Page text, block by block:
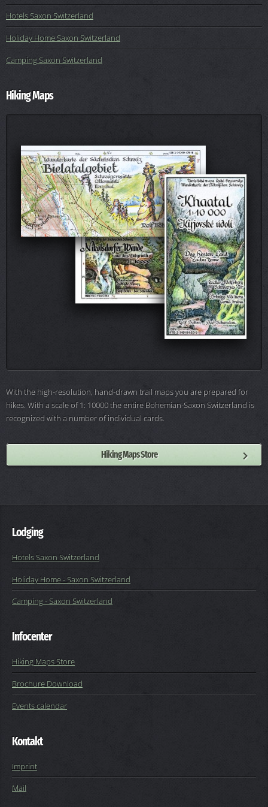
Hotels Saxon Switzerland
Holiday Home Saxon Switzerland
Camping Saxon Switzerland
Hiking Maps
With the high-resolution, hand-drawn trail maps you are prepared for
hikes. With a scale of 1: 10000 the entire Bohemian-Saxon Switzerland is
recognized with a number of individual cards.
Hiking Maps Store
Lodging
Hotels Saxon Switzerland
Holiday Home - Saxon Switzerland
Camping - Saxon Switzerland
Infocenter
Hiking Maps Store
Brochure Download
Events calendar
Kontakt
Imprint
Mail